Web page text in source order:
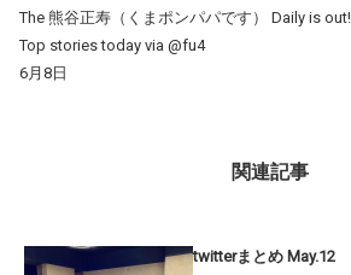
The 熊谷正寿（くまポンパパです） Daily is out!
Top stories today via @fu4
6月8日
関連記事
twitterまとめ May.12